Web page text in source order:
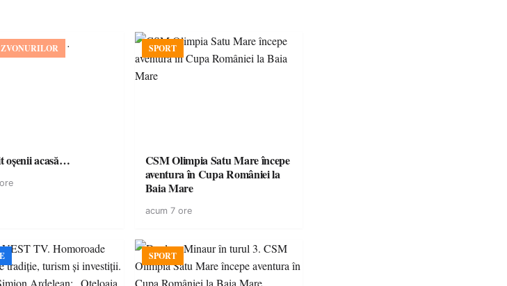
oșenii acasă…
SPORT
CSM Olimpia Satu Mare începe
aventura în Cupa României la
Baia Mare
acum 7 ore
SPORT